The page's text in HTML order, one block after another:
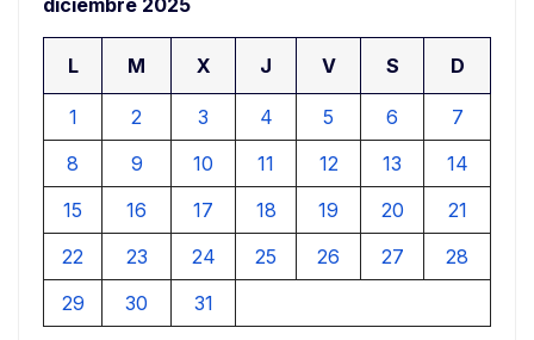
diciembre 2025
L M X J V S D
1 2 3 4 5 6
7
8
9 10 11 12 13
14
15
16 17 18 19 20
21
22
23 24 25 26 27
28
29
30 31